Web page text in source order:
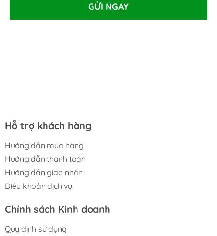
GỬI NGAY
Hỗ trợ khách hàng
Hướng dẫn mua hàng
Hướng dẫn thanh toán
Hướng dẫn giao nhận
Điều khoản dịch vụ
Chính sách Kinh doanh
Quy định sử dụng